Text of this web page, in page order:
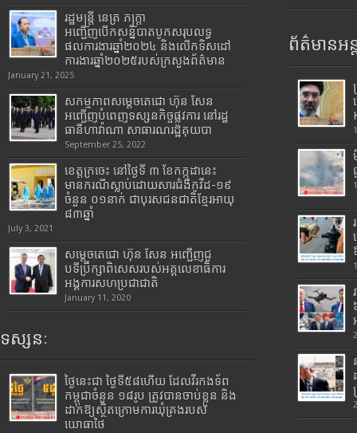
រដ្ឋមន្រ្តី​ នេត្រ​ ភក្ត្រា​
អញ្ជើញបើកសន្និបាតបូកសរុបលទ្ធ
ផលការងារឆ្នាំ២០២៤ និងលើកទិសដៅ
ការងារឆ្នាំ២០២៥របស់​ក្រសួង​ព័ត៌មាន​
January 21, 2025
សកម្មភាពសម្តេចតេជោ ហ៊ុន សែន
អញ្ជើញបំពេញទស្សនកិច្ចផ្លូវការ នៅរដ្ឋ
ធានីហាវ៉ាណា សាធារណរដ្ឋគុយបា
September 25, 2022
ខេត្តក្រចេះ នៅថ្ងៃទី ៣ ខែកក្កដានេះ
មានករណីស្លាប់ដោយសារជំងឺកូវីដ-១៩
ចំនួន ០១នាក់ ជាបុរសជនជាតិខ្មែរអាយុ
៨៣ឆ្នាំ
July 3, 2021
សម្តេចតេជោ ហ៊ុន សែន អញ្ជើញជួ
បទីប្រឹក្សាពិសេសរបស់អគ្គលេខាធិការ
អង្គការសហប្រជាជាតិ
January 11, 2020
ទស្សនៈ
ថ្ងៃនេះជា ថ្ងៃទី៥៨ហើយ ដែលវីរកងទ័ព
កម្ពុជាចំនួន ១៨រូប ត្រូវបានចាប់ខ្លួន និង
ដាក់ឱ្យស្ថិតក្រោមការឃុំគ្រងរបស់
យោធាថៃ
ព័ត៌មានអន្